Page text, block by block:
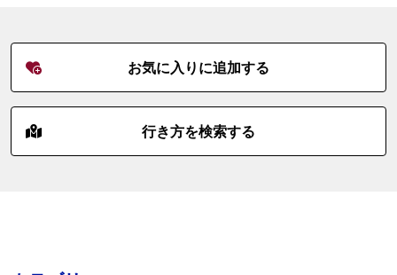
お気に入りに追加する
行き方を検索する